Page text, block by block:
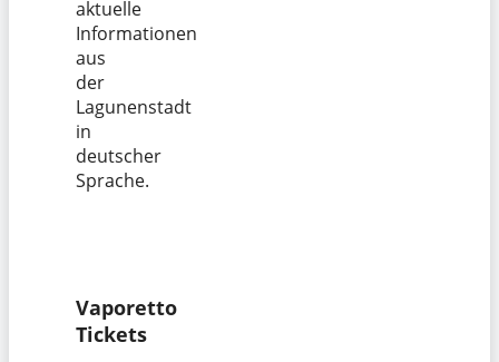
aktuelle
Informationen
aus
der
Lagunenstadt
in
deutscher
Sprache.
Vaporetto
Tickets